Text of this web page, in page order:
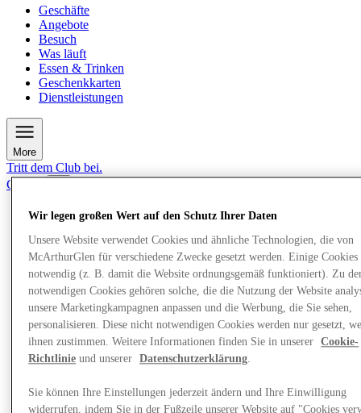
Geschäfte
Angebote
Besuch
Was läuft
Essen & Trinken
Geschenkkarten
Dienstleistungen
More
Tritt dem Club bei.
Gerettet
Geschäfte
Angebote
Besuch
Was läuft
Essen & Trinken
Geschenkkarten
Dienstleistungen
More
Wir legen großen Wert auf den Schutz Ihrer Daten
Unsere Website verwendet Cookies und ähnliche Technologien, die von
McArthurGlen für verschiedene Zwecke gesetzt werden. Einige Cookies
notwendig (z. B. damit die Website ordnungsgemäß funktioniert). Zu
notwendigen Cookies gehören solche, die die Nutzung der Website
unsere Marketingkampagnen anpassen und die Werbung, die Sie sehen,
personalisieren. Diese nicht notwendigen Cookies werden nur gesetzt,
ihnen zustimmen. Weitere Informationen finden Sie in unserer
Cookie-
Richtlinie und unserer Datenschutzerklärung
Sie können Ihre Einstellungen jederzeit ändern und Ihre Einwilligung
widerrufen, indem Sie in der Fußzeile unserer Website auf "Cookies